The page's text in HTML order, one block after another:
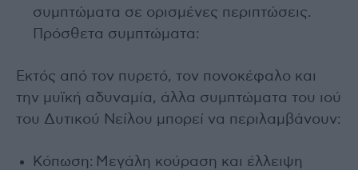
συμπτώματα σε ορισμένες περιπτώσεις.
Πρόσθετα συμπτώματα:
Εκτός από τον πυρετό, τον πονοκέφαλο και
την μυϊκή αδυναμία, άλλα συμπτώματα του ιού
του Δυτικού Νείλου μπορεί να περιλαμβάνουν:
Κόπωση: Μεγάλη κούραση και έλλειψη